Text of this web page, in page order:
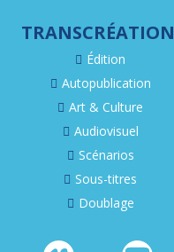
TRANSCRÉATION
Édition
Autopublication
Art & Culture
Audiovisuel
Scénarios
Sous-titres
Doublage